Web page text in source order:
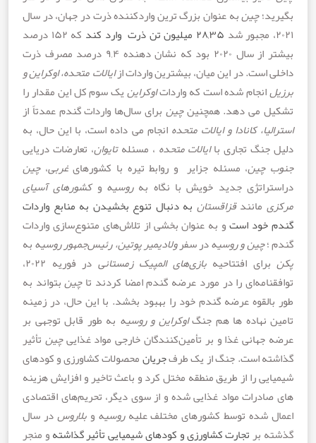
چینبه عنوان بزرگ ترین واردکننده ذرت در جهان، در سال
۲۸,۳۵ میلیون تن ذرت وارد کند
که ۱۵۲ درصد
بیشتر از سال ۲۰۲۰ بود که نشان دهنده ۹,۴ درصد مصرف ذرت
است. در این میان، بیشترین واردات ازایالات متحده، اوکراین و
انجام شده است که واردات اوکراینیک سوم کل این مقدار را
می دهد. همچنینچینبرای سال‌ها واردات گندم عمدتاً از
کانادا و ایالات متحدهانجام می داده است، با این حال، به
تجاری باایالات متحده، مسئلهتایوان، تعارضات دریایی
چین، مسئله جزایر و روابط تیره با کشورهای غربی،چین
جدید خویش با نگاه بهروسیه و کشورهای آسیای
مانندقزاقستان به دنبال تنوع بخشیدن به منابع واردات
استو به عنوان بخشی از تلاش‌های متنوع‌سازی واردات
چین و روسیه در سفرولادیمیر پوتین، رئیس‌جمهور روسیهبه
افتتاحیه بازی‌های المپیک زمستانی
در فوریه ۲۰۲۲،
را در مورد عرضه گندم امضا کردند تاچینبتواند به
عرضه گندم خود را بهبود بخشد. با این حال، در زمینه
نهاده ها هم جنگ اوکراین و روسیه به طور قابل توجهی بر
غذا و بر تأمین‌کنندگان خارجی مواد غذاییچینتأثیر
است. جنگ از یک طرفجریانمحصولات کشاورزی و کودهای
را از طریق منطقه مختل کرد و باعث تاخیر و افزایش هزینه
مواد غذایی شده و از سوی دیگر، تحریم‌های اقتصادی
شده توسط کشورهای مختلف علیهروسیهوبلاروسدر سال
تجارت کشاورزی و کودهای شیمیایی تأثیر گذاشتهو منجر